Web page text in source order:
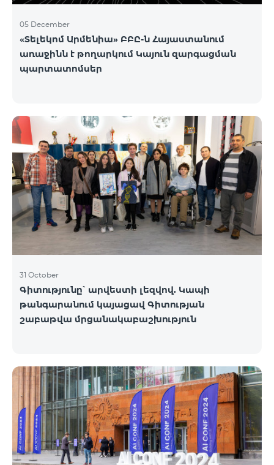
05 December
«Տելեկոմ Արմենիա» ԲԲԸ-ն Հայաստանում
առաջինն է թողարկում Կայուն զարգացման
պարտատոմսեր
31 October
Գիտությունը՝ արվեստի լեզվով. Կապի
թանգարանում կայացավ Գիտության
շաբաթվա մրցանակաբաշխություն